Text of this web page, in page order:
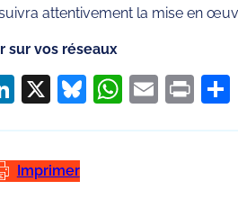
suivra attentivement la mise en
sur vos réseaux
LinkedIn
X BlueskyEmail
Print
Imprimer